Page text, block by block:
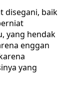
disegani, baik
yang hendak
enggan
yang